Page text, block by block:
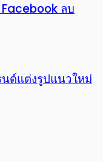
ลบ
นด์แต่งรูปแนวใหม่